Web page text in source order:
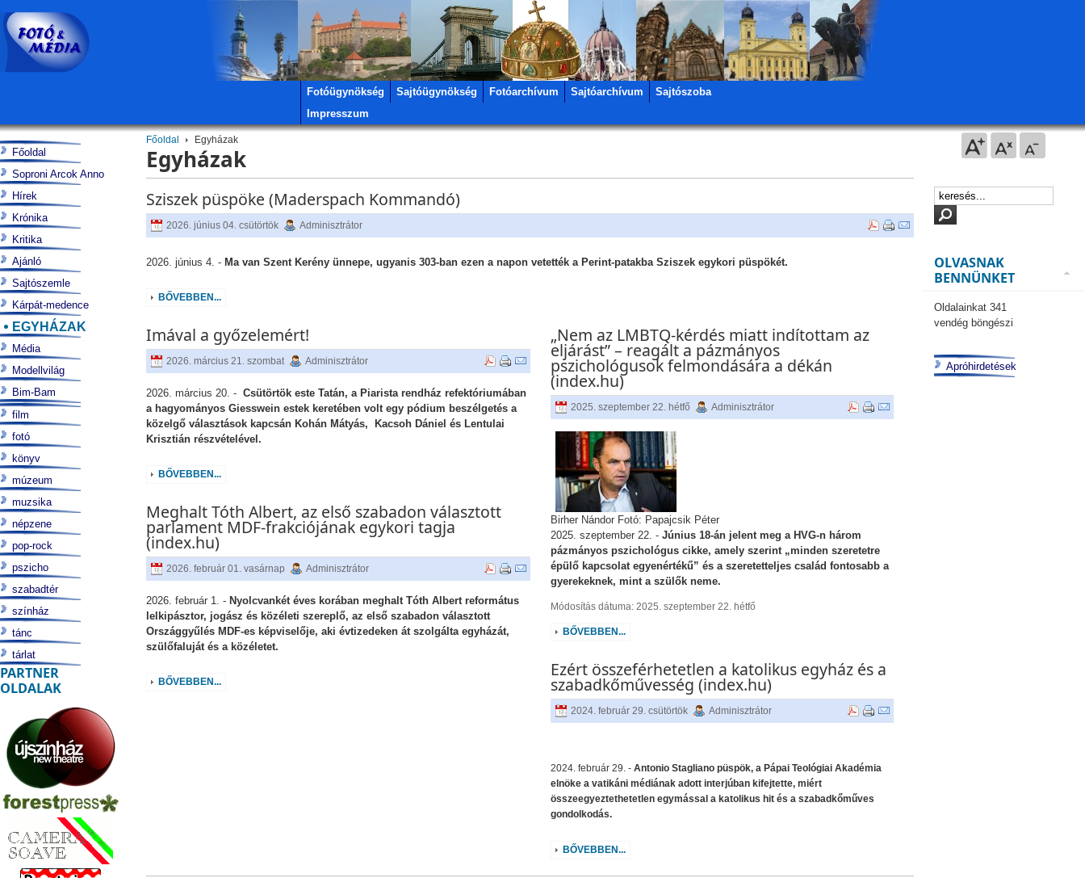
Fotóügynökség Sajtóügynökség Fotóarchívum Sajtóarchívum
Sajtószoba
Impresszum
Főoldal Egyházak
Egyházak
Sziszek püspöke (Maderspach Kommandó)
2026. június 04. csütörtök Adminisztrátor
2026. június 4. - Ma van Szent Kerény ünnepe, ugyanis 303-ban ezen a napon vetették a Perint-patakba Sziszek egykori püspökét.
BŐVEBBEN...
Imával a győzelemért!
2026. március 21. szombat Adminisztrátor
2026. március 20. -Csütörtök este Tatán, a Piarista rendház refektóriumában
a hagyományos Giesswein estek keretében volt egy pódium beszélgetés a
közelgő választások kapcsán Kohán Mátyás, Kacsoh Dániel és Lentulai
Krisztián részvételével.
BŐVEBBEN...
Meghalt Tóth Albert, az első szabadon választott
parlament MDF-frakciójának egykori tagja
(index.hu)
2026. február 01. vasárnap Adminisztrátor
2026. február 1. - Nyolcvankét éves korában meghalt Tóth Albert református
lelkipásztor, jogász és közéleti szereplő, az első szabadon választott
Országgyűlés MDF-es képviselője, aki évtizedeken át szolgálta egyházát,
szülőfaluját és a közéletet.
BŐVEBBEN...
„Nem az LMBTQ-kérdés miatt indítottam az
eljárást” – reagált a pázmányos
pszichológusok felmondására a dékán
(index.hu)
2025. szeptember 22. hétfő Adminisztrátor
Birher Nándor Fotó: Papajcsik Péter
2025. szeptember 22. -Június 18-án jelent meg a HVG-n három
pázmányos pszichológus cikke, amely szerint „minden szeretetre
épülő kapcsolat egyenértékű” és a szeretetteljes család fontosabb a
gyerekeknek, mint a szülők neme.
Módosítás dátuma: 2025. szeptember 22. hétfő
BŐVEBBEN...
Ezért összeférhetetlen a katolikus egyház és a
szabadkőművesség (index.hu)
2024. február 29. csütörtök Adminisztrátor
2024. február 29. -Antonio Stagliano püspök, a Pápai Teológiai Akadémia
elnöke a vatikáni médiának adott interjúban kifejtette, miért
összeegyeztethetetlen egymással a katolikus hit és a szabadkőműves
gondolkodás.
BŐVEBBEN...
Főoldal
Soproni Arcok Anno
Hírek
Krónika
Kritika
Ajánló
Sajtószemle
Kárpát-medence
EGYHÁZAK
Média
Modellvilág
Bim-Bam
film
fotó
könyv
múzeum
muzsika
népzene
pop-rock
pszicho
szabadtér
színház
tánc
tárlat
PARTNER
OLDALAK
OLVASNAK
BENNÜNKET
Oldalainkat 341
vendég böngészi
Apróhirdetések